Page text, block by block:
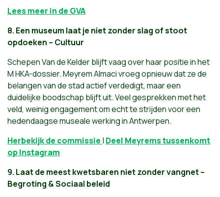
Lees meer in de GVA
8. Een museum laat je niet zonder slag of stoot
opdoeken – Cultuur
Schepen Van de Kelder blijft vaag over haar positie in het
M HKA-dossier. Meyrem Almaci vroeg opnieuw dat ze de
belangen van de stad actief verdedigt, maar een
duidelijke boodschap blijft uit. Veel gesprekken met het
veld, weinig engagement om echt te strijden voor een
hedendaagse museale werking in Antwerpen.
Herbekijk de commissie | Deel Meyrems tussenkomt
op Instagram
9. Laat de meest kwetsbaren niet zonder vangnet –
Begroting & Sociaal beleid